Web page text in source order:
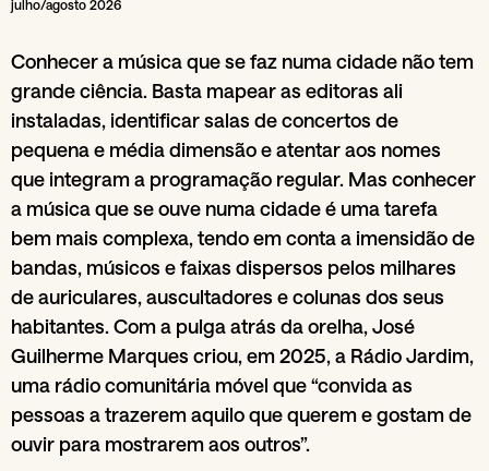
julho/agosto 2026
Conhecer a música que se faz numa cidade não tem
grande ciência. Basta mapear as editoras ali
instaladas, identificar salas de concertos de
pequena e média dimensão e atentar aos nomes
que integram a programação regular. Mas conhecer
a música que se ouve numa cidade é uma tarefa
bem mais complexa, tendo em conta a imensidão de
bandas, músicos e faixas dispersos pelos milhares
de auriculares, auscultadores e colunas dos seus
habitantes. Com a pulga atrás da orelha, José
Guilherme Marques criou, em 2025, a Rádio Jardim,
uma rádio comunitária móvel que “convida as
pessoas a trazerem aquilo que querem e gostam de
ouvir para mostrarem aos outros”.